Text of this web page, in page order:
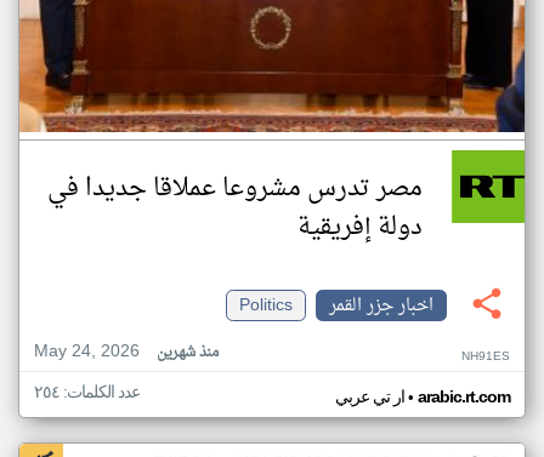
مصر تدرس مشروعا عملاقا جديدا في
دولة إفريقية
اخبار جزر القمر
Politics
May 24, 2026
منذ شهرين NH91ES
ار تي عربي• arabic.rt.com عدد الكلمات: ٢٥٤